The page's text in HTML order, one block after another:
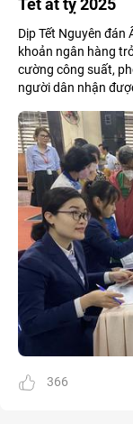
Tết ất tỵ 2025
Dịp Tết Nguyên đán
khoản ngân hàng
cường công suất,
người dân nhận
366